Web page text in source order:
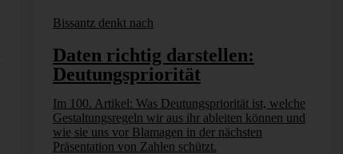
Bissantz denkt nach
Daten richtig darstellen:
Deutungspriorität
Im 100. Artikel: Was Deutungspriorität ist, welche
Gestaltungsregeln wir aus ihr ableiten können und
wie sie uns vor Blamagen in der nächsten
Präsentation von Zahlen schützt.